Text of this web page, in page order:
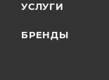
УСЛУГИ
БРЕНДЫ